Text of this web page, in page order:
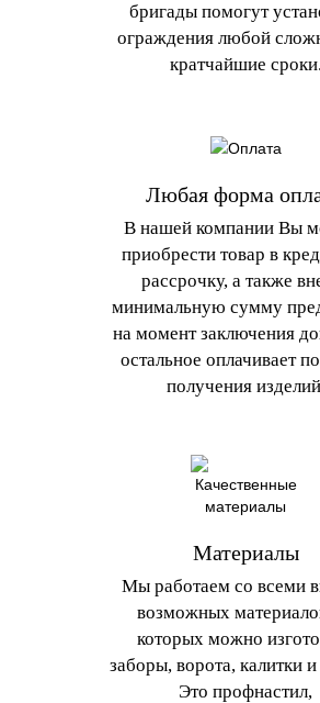
бригады помогут
ограждения любой
кратчайшие сроки.
Любая форма
В нашей компании Вы
приобрести товар в
рассрочку, а также
минимальную сумму
на момент заключения
остальное оплачивает
получения
Материалы
Мы работаем со всеми
возможных
которых можно
заборы, ворота, калитки
Это профнастил,